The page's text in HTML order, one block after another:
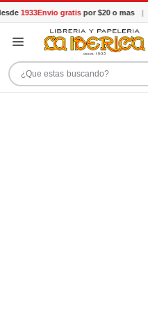
1933Envio gratispor $20 o mas
Buscar productos